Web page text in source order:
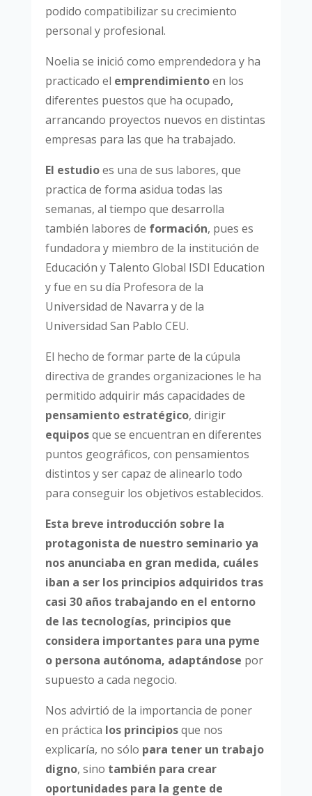
podido compatibilizar su crecimiento
personal y profesional.
Noelia se inició como emprendedora y ha
practicado el emprendimientoen los
diferentes puestos que ha ocupado,
arrancando proyectos nuevos en distintas
empresas para las que ha trabajado.
El estudioes una de sus labores, que
practica de forma asidua todas las
semanas, al tiempo que desarrolla
también labores de formación, pues es
fundadora y miembro de la institución de
Educación y Talento Global ISDI Education
y fue en su día Profesora de la
Universidad de Navarra y de la
Universidad San Pablo CEU.
El hecho de formar parte de la cúpula
directiva de grandes organizaciones le ha
permitido adquirir más capacidades de
pensamiento estratégico, dirigir
equiposque se encuentran en diferentes
puntos geográficos, con pensamientos
distintos y ser capaz de alinearlo todo
para conseguir los objetivos establecidos.
Esta breve introducción sobre la
protagonista de nuestro seminario ya
nos anunciaba en gran medida, cuáles
iban a ser los principios adquiridos tras
casi 30 años trabajando en el entorno
de las tecnologías, principios que
considera importantes para una pyme
o persona autónoma, adaptándose por
supuesto a cada negocio.
Nos advirtió de la importancia de poner
en práctica los principiosque nos
explicaría, no sólo para tener un trabajo
digno, sino también para crear
oportunidades para la gente de